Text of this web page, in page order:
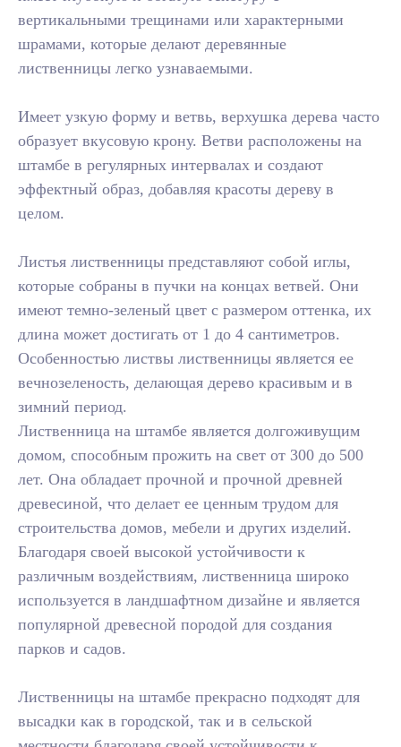
вертикальными трещинами или характерными
шрамами, которые делают деревянные
лиственницы легко узнаваемыми.
Имеет узкую форму и ветвь, верхушка дерева часто
образует вкусовую крону. Ветви расположены на
штамбе в регулярных интервалах и создают
эффектный образ, добавляя красоты дереву в
целом.
Листья лиственницы представляют собой иглы,
которые собраны в пучки на концах ветвей. Они
имеют темно-зеленый цвет с размером оттенка, их
длина может достигать от 1 до 4 сантиметров.
Особенностью листвы лиственницы является ее
вечнозеленость, делающая дерево красивым и в
зимний период.
Лиственница на штамбе является долгоживущим
домом, способным прожить на свет от 300 до 500
лет. Она обладает прочной и прочной древней
древесиной, что делает ее ценным трудом для
строительства домов, мебели и других изделий.
Благодаря своей высокой устойчивости к
различным воздействиям, лиственница широко
используется в ландшафтном дизайне и является
популярной древесной породой для создания
парков и садов.
Лиственницы на штамбе прекрасно подходят для
высадки как в городской, так и в сельской